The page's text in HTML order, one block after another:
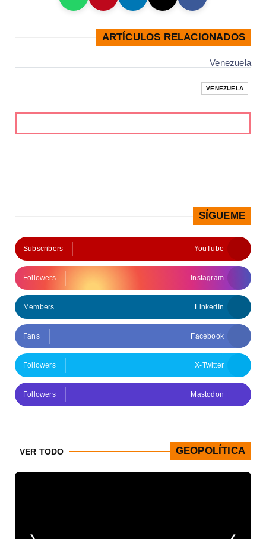
ARTÍCULOS RELACIONADOS
Venezuela
VENEZUELA
SÍGUEME
YouTube
Subscribers
Instagram
Followers
LinkedIn
Members
Facebook
Fans
X-Twitter
Followers
Mastodon
Followers
GEOPOLÍTICA
VER TODO